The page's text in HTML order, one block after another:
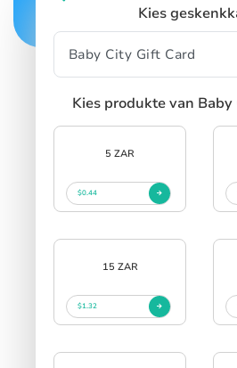
Kies
Kies produkte van
5 ZAR
$0.44
15 ZAR
$1.32